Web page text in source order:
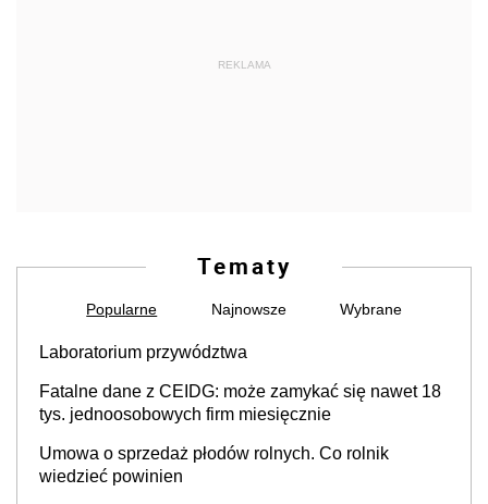
REKLAMA
Tematy
Popularne Najnowsze Wybrane
Laboratorium przywództwa
Fatalne dane z CEIDG: może zamykać się nawet 18
tys. jednoosobowych firm miesięcznie
Umowa o sprzedaż płodów rolnych. Co rolnik
wiedzieć powinien